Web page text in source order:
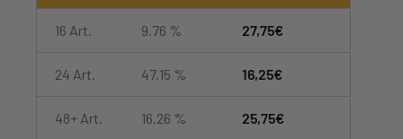
16 Art. 9.76 % 27,75€
24 Art. 47.15 % 16,25€
48+ Art. 16.26 % 25,75€